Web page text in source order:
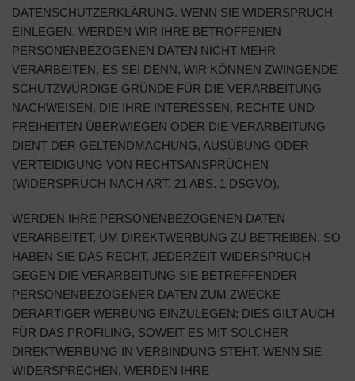
DATENSCHUTZERKLÄRUNG. WENN SIE WIDERSPRUCH
EINLEGEN, WERDEN WIR IHRE BETROFFENEN
PERSONENBEZOGENEN DATEN NICHT MEHR
VERARBEITEN, ES SEI DENN, WIR KÖNNEN ZWINGENDE
SCHUTZWÜRDIGE GRÜNDE FÜR DIE VERARBEITUNG
NACHWEISEN, DIE IHRE INTERESSEN, RECHTE UND
FREIHEITEN ÜBERWIEGEN ODER DIE VERARBEITUNG
DIENT DER GELTENDMACHUNG, AUSÜBUNG ODER
VERTEIDIGUNG VON RECHTSANSPRÜCHEN
(WIDERSPRUCH NACH ART. 21 ABS. 1 DSGVO).
WERDEN IHRE PERSONENBEZOGENEN DATEN
VERARBEITET, UM DIREKTWERBUNG ZU BETREIBEN, SO
HABEN SIE DAS RECHT, JEDERZEIT WIDERSPRUCH
GEGEN DIE VERARBEITUNG SIE BETREFFENDER
PERSONENBEZOGENER DATEN ZUM ZWECKE
DERARTIGER WERBUNG EINZULEGEN; DIES GILT AUCH
FÜR DAS PROFILING, SOWEIT ES MIT SOLCHER
DIREKTWERBUNG IN VERBINDUNG STEHT. WENN SIE
WIDERSPRECHEN, WERDEN IHRE